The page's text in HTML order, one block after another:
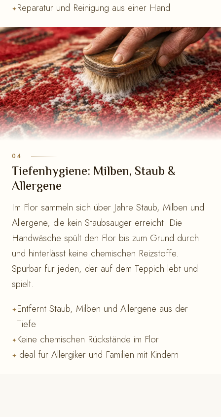
Reparatur und Reinigung aus einer Hand
Tiefenhygiene: Milben, Staub &
Allergene
Im Flor sammeln sich über Jahre Staub, Milben und
Allergene, die kein Staubsauger erreicht. Die
Handwäsche spült den Flor bis zum Grund durch
und hinterlässt keine chemischen Reizstoffe.
Spürbar für jeden, der auf dem Teppich lebt und
spielt.
Entfernt Staub, Milben und Allergene aus der
Tiefe
Keine chemischen Rückstände im Flor
Ideal für Allergiker und Familien mit Kindern